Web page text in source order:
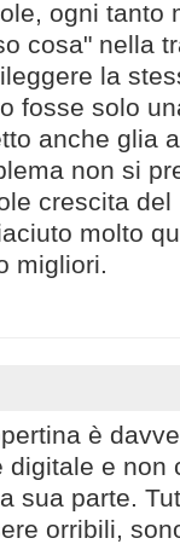
ogni tanto
cosa" nella
la
fosse solo
anche glia
non si
crescita del
molto
migliori.
è
digitale e non
sua parte.
orribili,